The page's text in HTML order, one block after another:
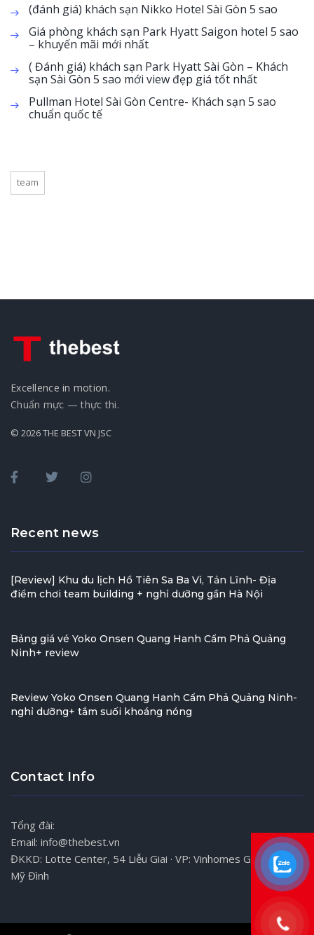
(đánh giá) khách sạn Nikko Hotel Sài Gòn 5 sao
Giá phòng khách sạn Park Hyatt Saigon hotel 5 sao
– khuyến mãi mới nhất
( Đánh giá) khách sạn Park Hyatt Sài Gòn – Khách
sạn Sài Gòn 5 sao mới view đẹp giá tốt nhất
Pullman Hotel Sài Gòn Centre- Khách sạn 5 sao
chuẩn quốc tế
team
Excellence in motion.
Chuẩn mực — thực thi.
© 2026 THE BEST VN JSC
Recent news
[Review] Khu du lịch Hồ Tiên Sa Ba Vì, Tản Lĩnh- Địa
điểm chơi team building + nghỉ dưỡng gần Hà Nội
Bảng giá vé Yoko Onsen Quang Hanh Cẩm Phả Quảng
Ninh+ review
Review Yoko Onsen Quang Hanh Cẩm Phả Quảng Ninh-
nghỉ dưỡng+ tắm suối khoáng nóng
Contact Info
Tổng đài:
Email: info@thebest.vn
ĐKKD: Lotte Center, 54 Liễu Giai · VP: Vinhomes Gardenia,
Mỹ Đình